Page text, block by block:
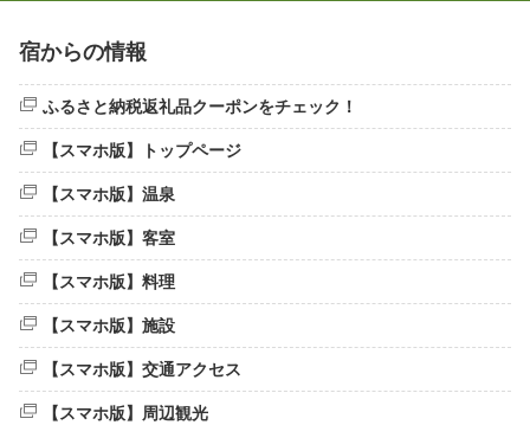
宿からの情報
ふるさと納税返礼品クーポンをチェック！
【スマホ版】トップページ
【スマホ版】温泉
【スマホ版】客室
【スマホ版】料理
【スマホ版】施設
【スマホ版】交通アクセス
【スマホ版】周辺観光